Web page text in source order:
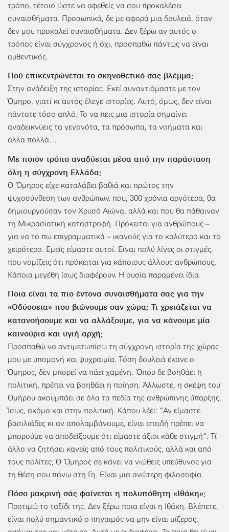
τρόπο, τέτοιο ώστε να αφεθείς να σου προκαλέσει
συναισθήματα. Προσωπικά, δε με αφορά μια δουλειά, όταν
δεν μου προκαλεί συναισθήματα. Δεν ξέρω αν αυτός ο
τρόπος είναι σύγχρονος ή όχι, προσπαθώ πάντως να είναι
αυθεντικός.
Πού επικεντρώνεται το σκηνοθετικό σας βλέμμα;
Στην ανάδειξη της ιστορίας. Εκεί συναντιόμαστε με τον
Όμηρο, γιατί κι αυτός έλεγε ιστορίες. Αυτό, όμως, δεν είναι
πάντοτε τόσο απλό. Το να πεις μια ιστορία σημαίνει
αναδεικνύεις τα γεγονότα, τα πρόσωπα, τα νοήματα και
άλλα πολλά…
Με ποιον τρόπο αναδύεται μέσα από την παράσταση
όλη η σύγχρονη Ελλάδα;
Ο Όμηρος είχε καταλάβει βαθιά και πρώτος την
ψυχοσύνθεση των ανθρώπων, που, 300 χρόνια αργότερα, θα
δημιουργούσαν τον Χρυσό Αιώνα, αλλά και που θα πάθαιναν
τη Μικρασιατική καταστροφή. Πρόκειται για ανθρώπους –
για να το πω επιγραμματικά – ικανούς για το καλύτερο και το
χειρότερο. Εμείς είμαστε αυτοί. Είναι πολύ λίγες οι στιγμές,
που νομίζεις ότι πρόκειται για κάποιους άλλους ανθρώπους.
Κάποια μεγέθη ίσως διαφέρουν. Η ουσία παραμένει ίδια.
Ποια είναι τα πιο έντονα συναισθήματα σας για την
«Οδύσσεια» που βιώνουμε σαν χώρα; Τι χρειάζεται να
κατανοήσουμε και να αλλάξουμε, για να κάνουμε μία
καινούρια και υγιή αρχή;
Προσπαθώ να αντιμετωπίσω τη σύγχρονη ιστορία της χώρας
μου με υπομονή και ψυχραιμία. Τόση δουλειά έκανε ο
Όμηρος, δεν μπορεί να πάει χαμένη. Όπου δε βοηθάει η
πολιτική, πρέπει να βοηθάει η ποίηση. Άλλωστε, η σκέψη του
Ομήρου ακουμπάει σε όλα τα πεδία της ανθρώπινης ύπαρξης.
Ίσως, ακόμα και στην πολιτική. Κάπου λέει: “Αν είμαστε
βασιλιάδες κι αν απολαμβάνουμε, είναι επειδή πρέπει να
μπορούμε να αποδείξουμε ότι είμαστε άξιοι κάθε στιγμή”. Τί
άλλο να ζητήσει κανείς από τους πολιτικούς, αλλά και από
τους πολίτες; Ο Όμηρος σε κάνει να νιώθεις υπεύθυνος για
τη θέση σου πάνω στη Γη. Είναι μια ανώτερη φιλοσοφία.
Πόσο μακρινή σάς φαίνεται η πολυπόθητη «Ιθάκη»;
Προτιμώ το ταξίδι της. Δεν ξέρω ποια είναι η Ιθάκη. Βλέπετε,
είναι πολύ σημαντικό ο πηγαιμός να μην είναι μίζερος,